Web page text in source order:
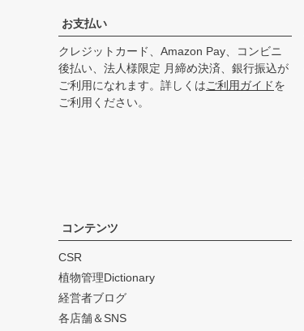
お支払い
クレジットカード、Amazon Pay、コンビニ
後払い、法人様限定 月締め決済、銀行振込が
ご利用になれます。詳しくはご利用ガイドを
ご利用ください。
コンテンツ
CSR
植物管理Dictionary
経営者ブログ
各店舗＆SNS